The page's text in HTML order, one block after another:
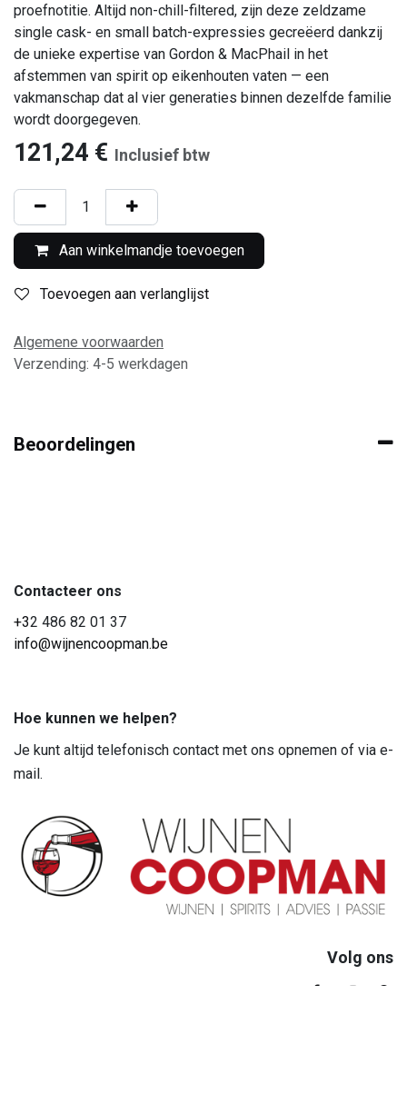
proefnotitie. Altijd non-chill-filtered, zijn deze zeldzame
single cask- en small batch-expressies gecreëerd dankzij
de unieke expertise van Gordon & MacPhail in het
afstemmen van spirit op eikenhouten vaten — een
vakmanschap dat al vier generaties binnen dezelfde familie
wordt doorgegeven.
121,24 € Inclusief btw
Aan winkelmandje toevoegen
Toevoegen aan verlanglijst
Algemene voorwaarden
Verzending: 4-5 werkdagen
Beoordelingen
Contacteer ons
+32 486 82 01 37
info@wijnencoopman.be
Hoe kunnen we helpen?
Je kunt altijd telefonisch contact met ons opnemen of via e-
mail.
Volg ons